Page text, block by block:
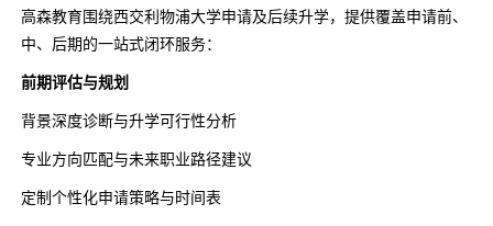
高森教育围绕西交利物浦大学申请及后续升学，提供覆盖申请前、
中、后期的一站式闭环服务：
前期评估与规划
背景深度诊断与升学可行性分析
专业方向匹配与未来职业路径建议
定制个性化申请策略与时间表